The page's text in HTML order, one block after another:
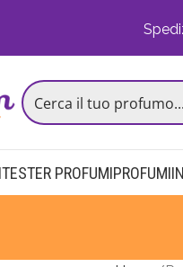
TESTER PROFUMIPROFUMI